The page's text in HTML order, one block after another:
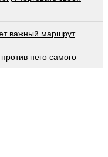
важный маршрут
него самого